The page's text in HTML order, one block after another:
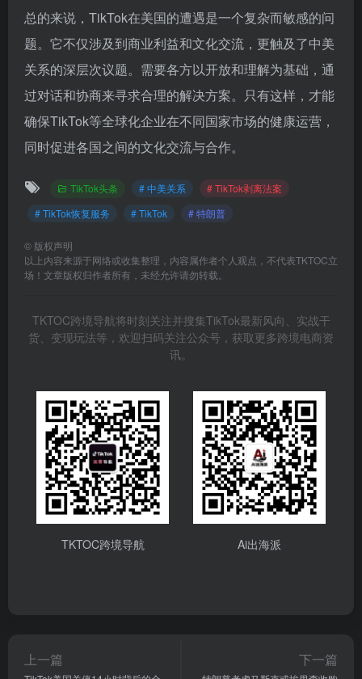
总的来说，TikTok在美国的遭遇是一个复杂而敏感的问
题。它不仅涉及到商业利益和文化交流，更触及了中美
关系的深层次议题。需要各方以开放和理解为基础，通
过对话和协商来寻求合理的解决方案。只有这样，才能
确保TikTok等全球化企业在不同国家市场的健康运营，
同时促进各国之间的文化交流与合作。
TikTok头条 # 中美关系
# TikTok剥离法案
# TikTok恢复服务
# TikTok # 特朗普
© 版权声明
以上内容来源于网络或收集整理，内容属作者个人观点，不代表TKTOC立
场！文章版权归作者所有，未经允许请勿转载。
TKTOC跨境导航将时刻关注并搜集TikTok最新风向、实战干
货、变现玩法等，欢迎扫码关注公众号，获取更多跨境电商资
讯。
TKTOC跨境导航 Ai出海派
上一篇 下一篇